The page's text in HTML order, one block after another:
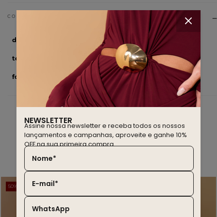
drop New York
tecido 100% Algodão
forro Não tem
para completar seu look
50% OFF
NEWSLETTER
Assine nossa newsletter e receba todos os nossos
lançamentos e campanhas, aproveite e ganhe 10%
OFF na sua primeira compra.
Nome*
E-mail*
WhatsApp